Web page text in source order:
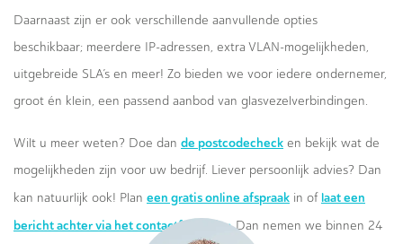
Daarnaast zijn er ook verschillende aanvullende opties
beschikbaar; meerdere IP-adressen, extra VLAN-mogelijkheden,
uitgebreide SLA’s en meer! Zo bieden we voor iedere ondernemer,
groot én klein, een passend aanbod van glasvezelverbindingen.
Wilt u meer weten? Doe dan de postcodecheck en bekijk wat de
mogelijkheden zijn voor uw bedrijf. Liever persoonlijk advies? Dan
kan natuurlijk ook! Plan een gratis online afspraak in of laat een
bericht achter via het contactformulier.Dan nemen we binnen 24